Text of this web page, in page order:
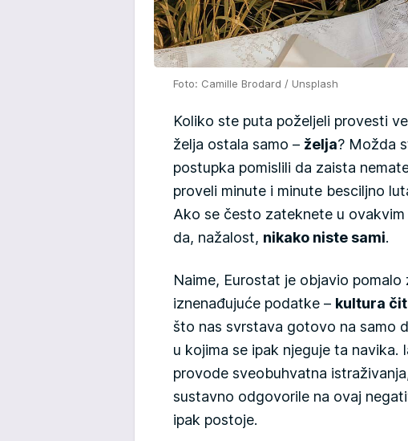
Foto: Camille Brodard / Unsplash
Koliko ste puta poželjeli provesti
želja ostala samo – želja? Možda
postupka pomislili da zaista
proveli minute i minute besciljno
Ako se često zateknete u
da, nažalost, nikako niste sami.
Naime, Eurostat je objavio pomalo
iznenađujuće podatke – kultura
što nas svrstava gotovo na samo
u kojima se ipak njeguje ta navika.
provode sveobuhvatna
sustavno odgovorile na ovaj
ipak postoje.